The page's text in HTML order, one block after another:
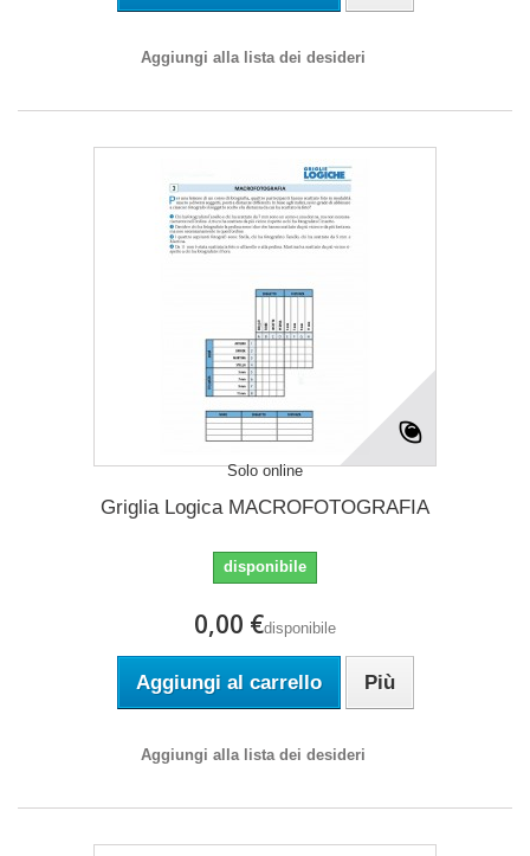
Aggiungi alla lista dei desideri
Solo online
Griglia Logica MACROFOTOGRAFIA
disponibile
0,00 €disponibile
Aggiungi al carrello Più
Aggiungi alla lista dei desideri